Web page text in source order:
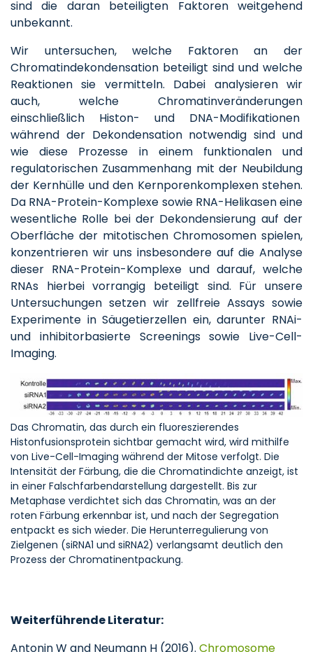
sind die daran beteiligten Faktoren weitgehend
unbekannt.
Wir untersuchen, welche Faktoren an der
Chromatindekondensation beteiligt sind und welche
Reaktionen sie vermitteln. Dabei analysieren wir
auch, welche Chromatinveränderungen
einschließlich Histon- und DNA-Modifikationen
während der Dekondensation notwendig sind und
wie diese Prozesse in einem funktionalen und
regulatorischen Zusammenhang mit der Neubildung
der Kernhülle und den Kernporenkomplexen stehen.
Da RNA-Protein-Komplexe sowie RNA-Helikasen eine
wesentliche Rolle bei der Dekondensierung auf der
Oberfläche der mitotischen Chromosomen spielen,
konzentrieren wir uns insbesondere auf die Analyse
dieser RNA-Protein-Komplexe und darauf, welche
RNAs hierbei vorrangig beteiligt sind. Für unsere
Untersuchungen setzen wir zellfreie Assays sowie
Experimente in Säugetierzellen ein, darunter RNAi-
und inhibitorbasierte Screenings sowie Live-Cell-
Imaging.
Das Chromatin, das durch ein fluoreszierendes
Histonfusionsprotein sichtbar gemacht wird, wird mithilfe
von Live-Cell-Imaging während der Mitose verfolgt. Die
Intensität der Färbung, die die Chromatindichte anzeigt, ist
in einer Falschfarbendarstellung dargestellt. Bis zur
Metaphase verdichtet sich das Chromatin, was an der
roten Färbung erkennbar ist, und nach der Segregation
entpackt es sich wieder. Die Herunterregulierung von
Zielgenen (siRNA1 und siRNA2) verlangsamt deutlich den
Prozess der Chromatinentpackung.
Weiterführende Literatur:
Antonin W and Neumann H (2016). Chromosome